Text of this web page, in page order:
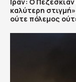
καλύτερη
ούτε πόλεμος